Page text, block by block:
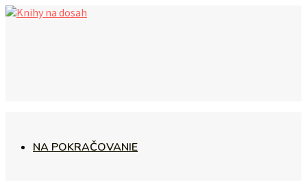
NA POKRAČOVANIE